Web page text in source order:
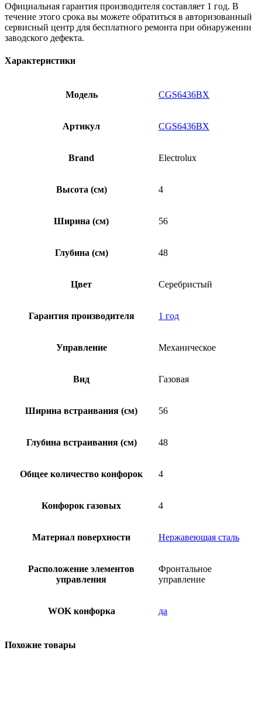
Официальная гарантия производителя составляет 1 год. В
течение этого срока вы можете обратиться в авторизованный
сервисный центр для бесплатного ремонта при обнаружении
заводского дефекта.
Характеристики
Модель CGS6436BX
Артикул CGS6436BX
Brand Electrolux
Высота (см) 4
Ширина (см) 56
Глубина (см) 48
Цвет Серебристый
Гарантия производителя 1 год
Управление Механическое
Вид Газовая
Ширина встраивания (см) 56
Глубина встраивания (см) 48
Общее количество конфорок 4
Конфорок газовых 4
Материал поверхности Нержавеющая сталь
Расположение элементов
управления
Фронтальное
управление
WOK конфорка да
Похожие товары